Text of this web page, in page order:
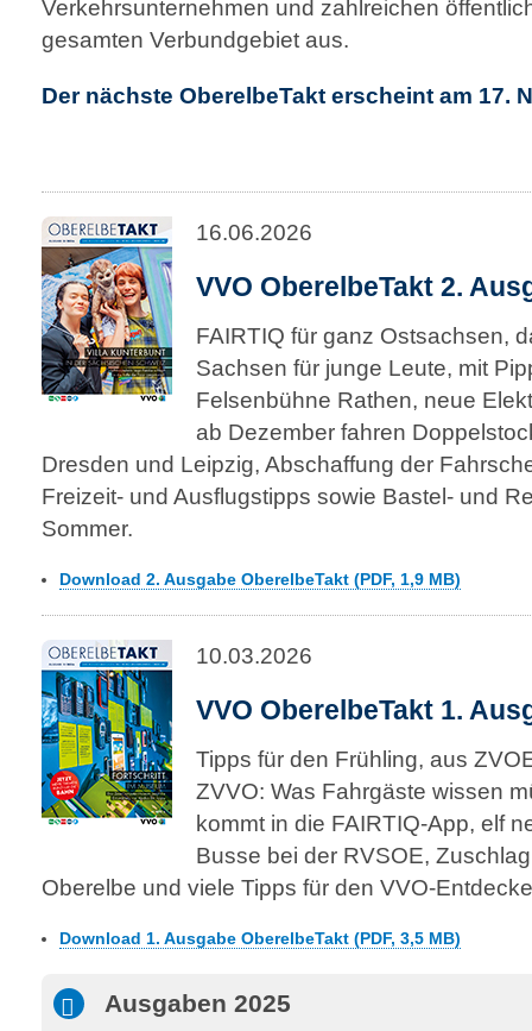
Verkehrsunternehmen und zahlreichen
gesamten Verbundgebiet aus.
Der nächste OberelbeTakt erscheint am 17.
16.06.2026
VVO OberelbeTakt 2.
FAIRTIQ für ganz Ostsachsen,
Sachsen für junge Leute, mit
Felsenbühne Rathen, neue
ab Dezember fahren
Dresden und Leipzig, Abschaffung der
Freizeit- und Ausflugstipps sowie Bastel- und
Sommer.
Download 2. Ausgabe OberelbeTakt (PDF, 1,9 MB)
10.03.2026
VVO OberelbeTakt 1.
Tipps für den Frühling, aus
ZVVO: Was Fahrgäste wissen
kommt in die FAIRTIQ-App, elf
Busse bei der RVSOE,
Oberelbe und viele Tipps für den VVO-
Download 1. Ausgabe OberelbeTakt (PDF, 3,5 MB)
Ausgaben 2025